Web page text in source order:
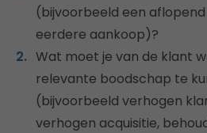
(bijvoorbeeld een
eerdere aankoop)?
Wat moet je van de klant
relevante boodschap te
(bijvoorbeeld verhogen
verhogen acquisitie,